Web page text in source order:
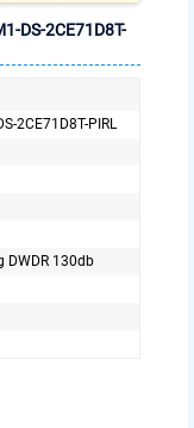
DS-2CE71D8T-
2CE71D8T-PIRL
DWDR 130db